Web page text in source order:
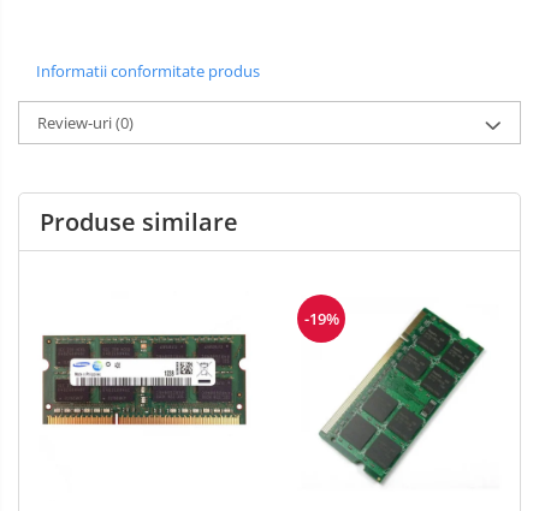
Informatii conformitate produs
Review-uri(0)
Produse similare
-19%